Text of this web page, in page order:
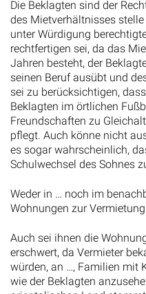
des Mietverhältnisses stelle
unter Würdigung
rechtfertigen sei, da das
Jahren besteht, der
seinen Beruf ausübt und
sei zu berücksichtigen,
Beklagten im örtlichen
Freundschaften zu
pflegt. Auch könne nicht
es sogar wahrscheinlich,
Schulwechsel des Sohnes
Wohnungen zur
erschwert, da Vermieter
würden, an …, Familien mit
wie der Beklagten
orientalischen Land